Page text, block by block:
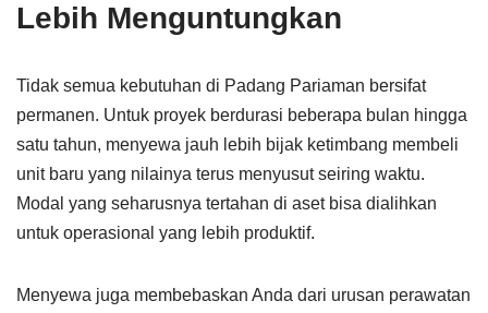
Lebih Menguntungkan
Tidak semua kebutuhan di Padang Pariaman bersifat
permanen. Untuk proyek berdurasi beberapa bulan hingga
satu tahun, menyewa jauh lebih bijak ketimbang membeli
unit baru yang nilainya terus menyusut seiring waktu.
Modal yang seharusnya tertahan di aset bisa dialihkan
untuk operasional yang lebih produktif.
Menyewa juga membebaskan Anda dari urusan perawatan